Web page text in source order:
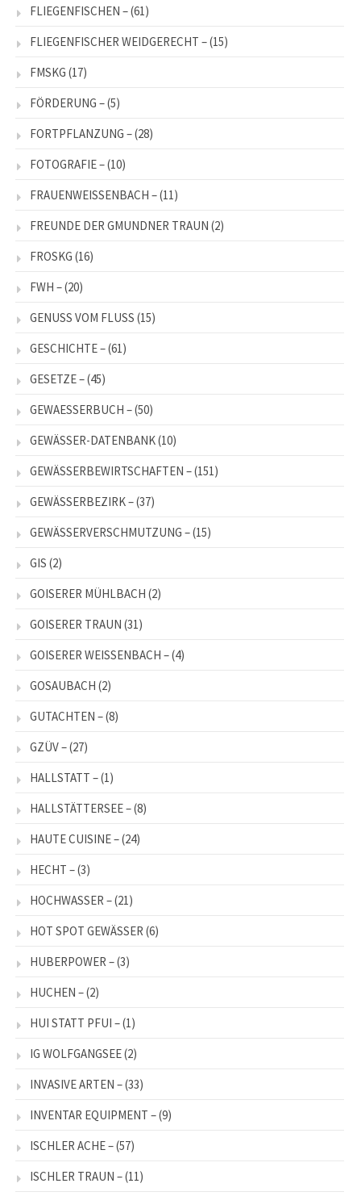
FLIEGENFISCHEN –(61)
FLIEGENFISCHER WEIDGERECHT –(15)
FMSKG (17)
FÖRDERUNG –(5)
FORTPFLANZUNG –(28)
FOTOGRAFIE –(10)
FRAUENWEISSENBACH –(11)
FREUNDE DER GMUNDNER TRAUN (2)
FROSKG (16)
FWH –(20)
GENUSS VOM FLUSS (15)
GESCHICHTE –(61)
GESETZE –(45)
GEWAESSERBUCH –(50)
GEWÄSSER-DATENBANK(10)
GEWÄSSERBEWIRTSCHAFTEN –(151)
GEWÄSSERBEZIRK –(37)
GEWÄSSERVERSCHMUTZUNG –(15)
GIS (2)
GOISERER MÜHLBACH (2)
GOISERER TRAUN (31)
GOISERER WEISSENBACH –(4)
GOSAUBACH (2)
GUTACHTEN –(8)
GZÜV –(27)
HALLSTATT –(1)
HALLSTÄTTERSEE –(8)
HAUTE CUISINE –(24)
HECHT –(3)
HOCHWASSER –(21)
HOT SPOT GEWÄSSER (6)
HUBERPOWER –(3)
HUCHEN –(2)
HUI STATT PFUI –(1)
IG WOLFGANGSEE(2)
INVASIVE ARTEN –(33)
INVENTAR EQUIPMENT –(9)
ISCHLER ACHE –(57)
ISCHLER TRAUN –(11)